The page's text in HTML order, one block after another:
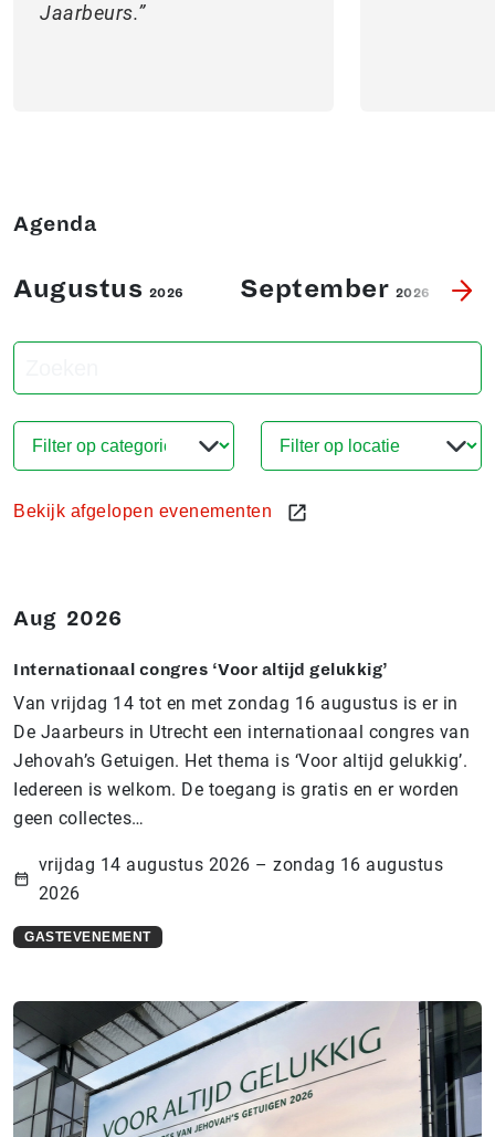
Jaarbeurs.
Agenda
Augustus 2026 September 2026
Bekijk afgelopen evenementen
Aug 2026
Internationaal congres ‘Voor altijd gelukkig’
Van vrijdag 14 tot en met zondag 16 augustus is er in
De Jaarbeurs in Utrecht een internationaal congres van
Jehovah’s Getuigen. Het thema is ‘Voor altijd gelukkig’.
Iedereen is welkom. De toegang is gratis en er worden
geen collectes…
vrijdag 14 augustus 2026 – zondag 16 augustus
2026
GASTEVENEMENT